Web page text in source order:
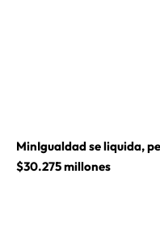
MinIgualdad se liquida,
$30.275 millones